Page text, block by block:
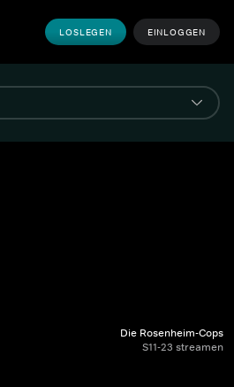
LOSLEGEN EINLOGGEN
Die Rosenheim-Cops
S11-23 streamen